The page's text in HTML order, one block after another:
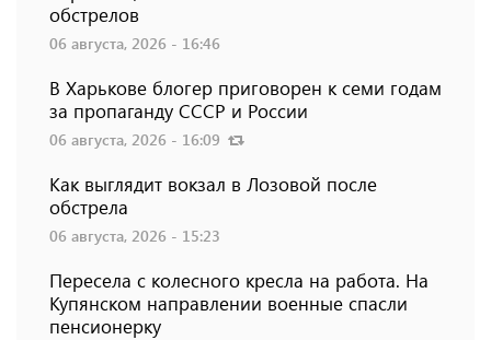
обстрелов
06 августа, 2026 - 16:46
В Харькове блогер приговорен к семи годам
за пропаганду СССР и России
06 августа, 2026 - 16:09
Как выглядит вокзал в Лозовой после
обстрела
06 августа, 2026 - 15:23
Пересела с колесного кресла на работа. На
Купянском направлении военные спасли
пенсионерку